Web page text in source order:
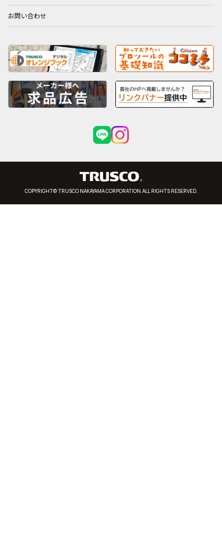
お問い合わせ
COPYRIGHT© TRUSCO NAKAYAMA CORPORATION.ALL RIGHTS RESERVED.